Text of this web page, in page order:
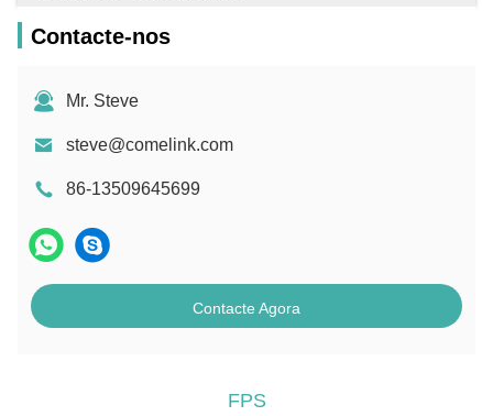
Contacte-nos
Mr. Steve
steve@comelink.com
86-13509645699
Contacte Agora
FPS